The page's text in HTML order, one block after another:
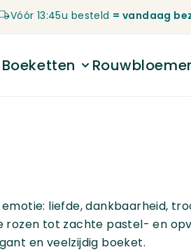
Vóór 13:45u besteld = vandaag
Boeketten Toggle submenu for
liefde, dankbaarheid,
rozen tot zachte pastel- en
en veelzijdig boeket.